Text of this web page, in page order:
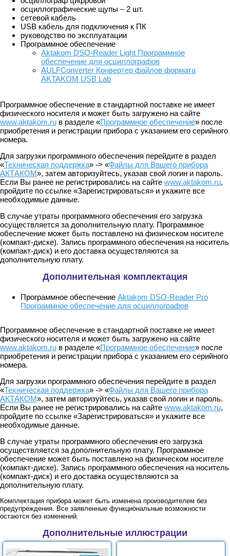
осциллографические щупы – 2 шт.
сетевой кабель
USB кабель для подключения к ПК
руководство по эксплуатации
Программное обеспечение
Aktakom DSO-Reader Light Программное
обеспечение для осциллографов
AULFConverter Конвертер файлов формата
AKTAKOM USB Lab
Программное обеспечение в стандартной поставке не имеет
физического носителя и может быть загружено на сайте
www.aktakom.ru в разделе «Программное обеспечение» после
приобретения и регистрации прибора с указанием его серийного
номера.
Для загрузки программного обеспечения перейдите в раздел
«Техническая поддержка» -> «Файлы для Вашего прибора
АКТАКОМ», затем авторизуйтесь, указав свой логин и пароль.
Если Вы ранее не регистрировались на сайте www.aktakom.ru,
пройдите по ссылке «Зарегистрироваться» и укажите все
необходимые данные.
В случае утраты программного обеспечения его загрузка
осуществляется за дополнительную плату. Программное
обеспечение может быть поставлено на физическом носителе
(компакт-диске). Запись программного обеспечения на носитель
(компакт-диск) и его доставка осуществляются за
дополнительную плату.
Дополнительная комплектация
Программное обеспечение Aktakom DSO-Reader Pro
Программное обеспечение для осциллографов
Программное обеспечение в стандартной поставке не имеет
физического носителя и может быть загружено на сайте
www.aktakom.ru в разделе «Программное обеспечение» после
приобретения и регистрации прибора с указанием его серийного
номера.
Для загрузки программного обеспечения перейдите в раздел
«Техническая поддержка» -> «Файлы для Вашего прибора
АКТАКОМ», затем авторизуйтесь, указав свой логин и пароль.
Если Вы ранее не регистрировались на сайте www.aktakom.ru,
пройдите по ссылке «Зарегистрироваться» и укажите все
необходимые данные.
В случае утраты программного обеспечения его загрузка
осуществляется за дополнительную плату. Программное
обеспечение может быть поставлено на физическом носителе
(компакт-диске). Запись программного обеспечения на носитель
(компакт-диск) и его доставка осуществляются за
дополнительную плату.
Комплектация прибора может быть изменена производителем без
предупреждения. Все заявленные функциональные возможности
остаются без изменений.
Дополнительные иллюстрации